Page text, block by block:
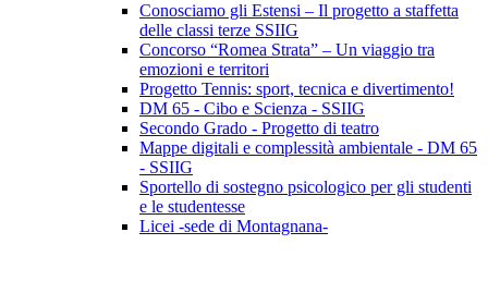
Conosciamo gli Estensi – Il progetto a staffetta
delle classi terze SSIIG
Concorso “Romea Strata” – Un viaggio tra
emozioni e territori
Progetto Tennis: sport, tecnica e divertimento!
DM 65 - Cibo e Scienza - SSIIG
Secondo Grado - Progetto di teatro
Mappe digitali e complessità ambientale - DM 65
- SSIIG
Sportello di sostegno psicologico per gli studenti
e le studentesse
Licei -sede di Montagnana-